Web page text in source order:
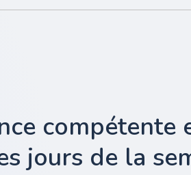
compétente
jours de la